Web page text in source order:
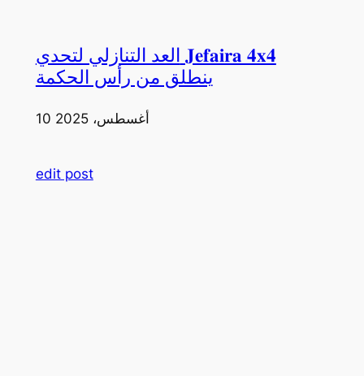
العد التنازلي لتحدي 𝐉𝐞𝐟𝐚𝐢𝐫𝐚 𝟒𝐱𝟒
ينطلق من رأس الحكمة
10 أغسطس، 2025
edit post